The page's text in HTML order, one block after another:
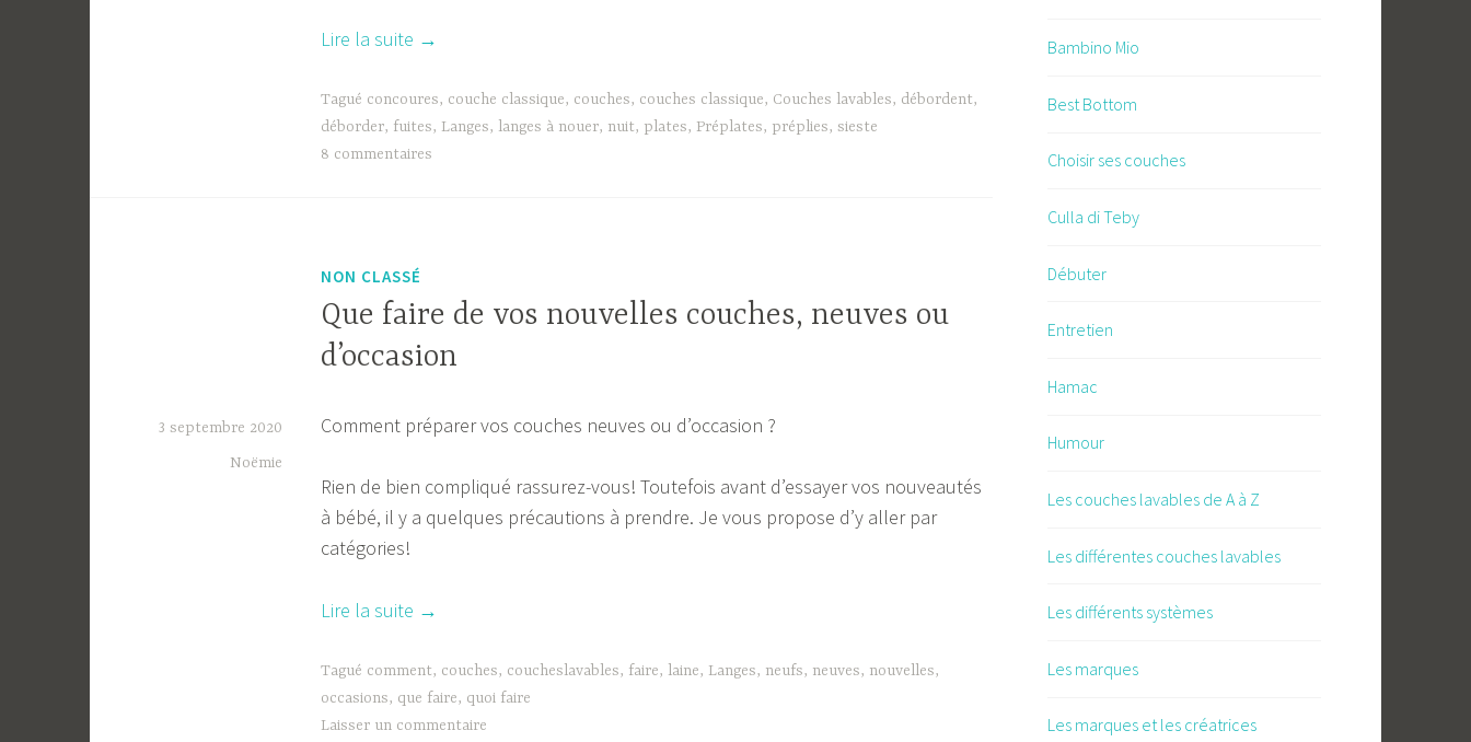
Lire la suite « Les
lavables
de
nuit
plates… »
→
Tagué concoures, couche classique, couches, couches classique, Couches lavables, débordent,
déborder, fuites, Langes, langes à nouer, nuit, plates, Préplates, préplies, sieste
8 commentaires
NON CLASSÉ
Que faire de vos nouvelles couches, neuves ou
d’occasion
3 septembre 2020
Noëmie
Comment préparer vos couches neuves ou d’occasion ?
Rien de bien compliqué rassurez-vous! Toutefois avant d’essayer vos nouveautés
à bébé, il y a quelques précautions à prendre. Je vous propose d’y aller par
catégories!
Lire la suite « Que
de
vos
nouvelles
→
Tagué comment, couches, coucheslavables, faire, laine, Langes, neufs, neuves, nouvelles,
occasions, que faire, quoi faire
Laisser un commentaire
Bambino Mio
Best Bottom
Choisir ses couches
Culla di Teby
Débuter
Entretien
Hamac
Humour
Les couches lavables de A à Z
Les différentes couches lavables
Les différents systèmes
Les marques
Les marques et les créatrices